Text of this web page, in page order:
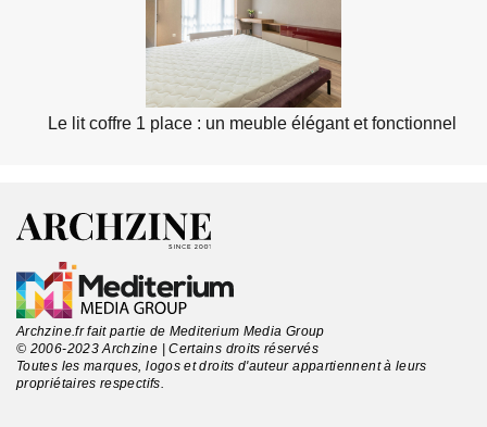
Le lit coffre 1 place : un meuble élégant et fonctionnel
Archzine.fr fait partie de Mediterium Media Group
© 2006-2023 Archzine | Certains droits réservés
Toutes les marques, logos et droits d'auteur appartiennent à leurs
propriétaires respectifs.